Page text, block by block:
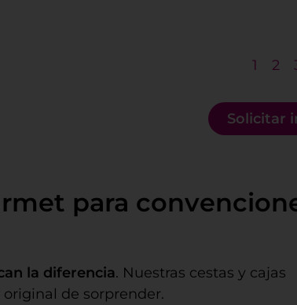
1 2
Solicitar
para
la diferencia. Nuestras cestas y cajas
de sorprender.